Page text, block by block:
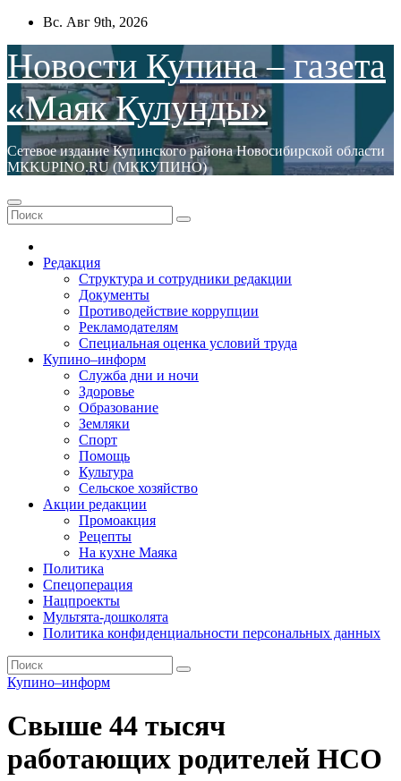
Перейти
содержимому
Вс. Авг 9th, 2026
Новости Купина – газета
«Маяк Кулунды»
Сетевое издание Купинского района Новосибирской области
МКKUPINO.RU (МККУПИНО)
Редакция
Структура и сотрудники редакции
Документы
Противодействие коррупции
Рекламодателям
Специальная оценка условий труда
Купино–информ
Служба дни и ночи
Здоровье
Образование
Земляки
Спорт
Помощь
Культура
Сельское хозяйство
Акции редакции
Промоакция
Рецепты
На кухне Маяка
Политика
Спецоперация
Нацпроекты
Мультята-дошколята
Политика конфиденциальности персональных данных
Купино–информ
Свыше 44 тысяч
работающих родителей НСО